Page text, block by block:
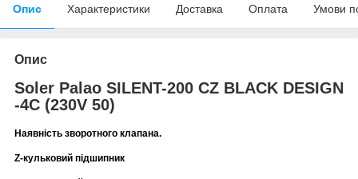
Опис Характеристики Доставка Оплата Умови
Опис
Soler Palao SILENT-200 CZ BLACK DESIGN
-4C (230V 50)
Наявність зворотного клапана.
Z-кульковий підшипник